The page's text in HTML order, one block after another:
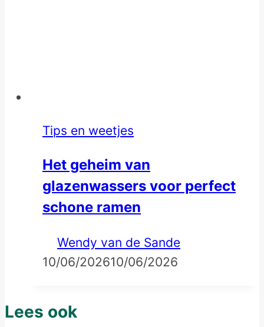
Tips en weetjes
Het geheim van
glazenwassers voor perfect
schone ramen
Wendy van de Sande
10/06/202610/06/2026
Lees ook